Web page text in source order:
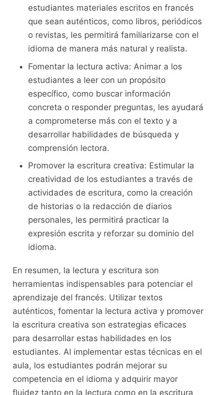
estudiantes materiales escritos en francés
que‍ sean‍ auténticos, como libros, periódicos
o revistas, les ⁤permitirá familiarizarse con el
‍idioma de manera más natural‍ y realista.
Fomentar la⁢ lectura‌ activa:⁤ Animar⁣ a los
estudiantes a leer con un propósito​
específico, como buscar⁣ información⁣
concreta o responder ⁢preguntas, les ayudará
a comprometerse más con el texto‍ y⁤ a⁤
desarrollar habilidades ‍de búsqueda‌ y ​
comprensión lectora.
Promover la⁣ escritura creativa: Estimular la
creatividad de los estudiantes a​ través de
actividades de escritura, como la creación
‍de historias ‌o la redacción de diarios
personales, les⁣ permitirá ⁣practicar‍ la
expresión escrita y ‍reforzar su ​dominio del
idioma.
En resumen, la lectura ‌y escritura‌ son
herramientas indispensables para potenciar el
aprendizaje del francés. Utilizar textos
auténticos, fomentar⁢ la lectura activa ​y promover
la escritura creativa​ son estrategias eficaces
para desarrollar ‌estas ⁢habilidades en ⁢los
⁣estudiantes. Al implementar estas técnicas en el
aula, los estudiantes podrán mejorar su
competencia ​en el idioma ⁣y adquirir mayor⁣
fluidez tanto en la lectura como en ⁢la escritura